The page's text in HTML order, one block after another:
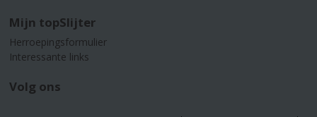
Mijn topSlijter
Herroepingsformulier
Interessante links
Volg ons